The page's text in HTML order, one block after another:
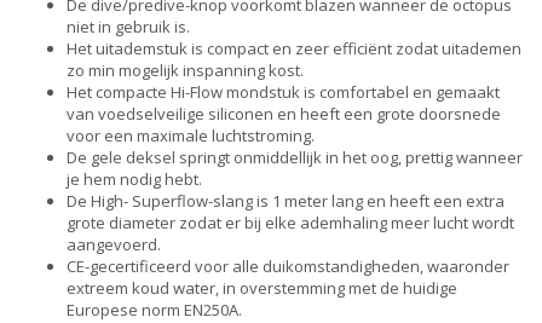
De dive/predive-knop voorkomt blazen wanneer de octopus
niet in gebruik is.
Het uitademstuk is compact en zeer efficiënt zodat uitademen
zo min mogelijk inspanning kost.
Het compacte Hi-Flow mondstuk is comfortabel en gemaakt
van voedselveilige siliconen en heeft een grote doorsnede
voor een maximale luchtstroming.
De gele deksel springt onmiddellijk in het oog, prettig wanneer
je hem nodig hebt.
De High- Superflow-slang is 1 meter lang en heeft een extra
grote diameter zodat er bij elke ademhaling meer lucht wordt
aangevoerd.
CE-gecertificeerd voor alle duikomstandigheden, waaronder
extreem koud water, in overstemming met de huidige
Europese norm EN250A.